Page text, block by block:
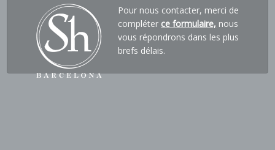
Pour nous contacter, merci de
compléter ce formulaire, nous
vous répondrons dans les plus
brefs délais.